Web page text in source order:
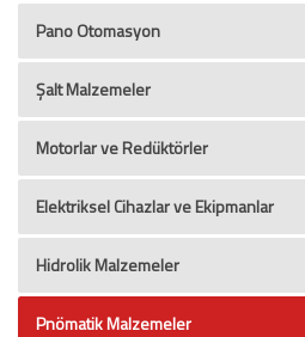
Pano Otomasyon
Şalt Malzemeler
Motorlar ve Redüktörler
Elektriksel Cihazlar ve Ekipmanlar
Hidrolik Malzemeler
Pnömatik Malzemeler